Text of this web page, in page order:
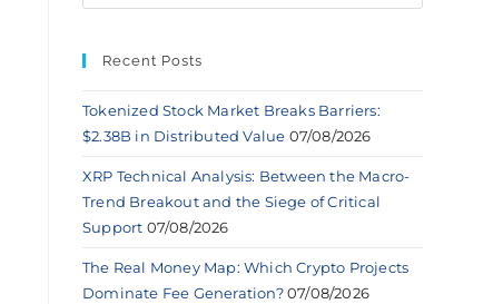
Recent Posts
Tokenized Stock Market Breaks Barriers:
$2.38B in Distributed Value 07/08/2026
XRP Technical Analysis: Between the Macro-
Trend Breakout and the Siege of Critical
Support 07/08/2026
The Real Money Map: Which Crypto Projects
Dominate Fee Generation? 07/08/2026